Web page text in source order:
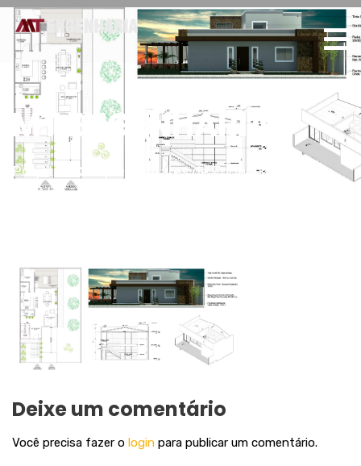
MT ENGENHARIA
Projetos Complementares de Engenharia em
Curitiba
Deixe um comentário
Você precisa fazer o login para publicar um comentário.